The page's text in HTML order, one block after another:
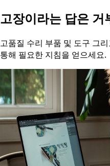
고장이라는 답은 거
고품질 수리 부품 및 도구 그
통해 필요한 지침을 얻으세요.